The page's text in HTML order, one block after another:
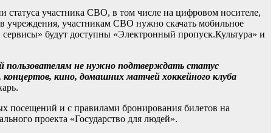
участника СВО, в том числе на цифровом носителе,
учреждения, участникам СВО нужно скачать мобильное
будут доступны «Электронный пропуск.Культура» и
пользователям не нужно подтверждать статус
кино, домашних матчей хоккейного клуба
посещений и с правилами бронирования билетов на
проекта «Государство для людей».